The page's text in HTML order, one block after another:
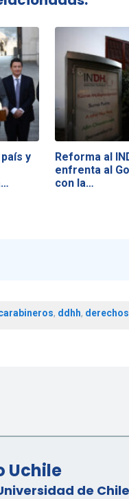
y
Reforma al
enfrenta al
con la…
, ddhh,
Uchile
de Chile